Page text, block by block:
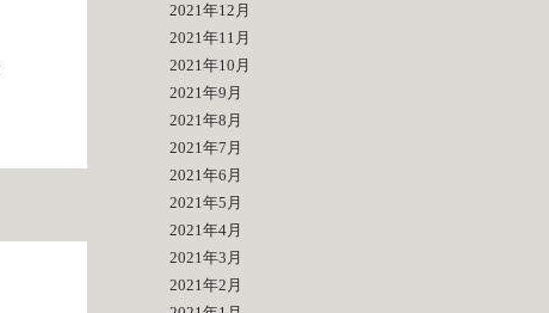
2021年12月
2021年11月
2021年10月
2021年9月
2021年8月
2021年7月
2021年6月
2021年5月
2021年4月
2021年3月
2021年2月